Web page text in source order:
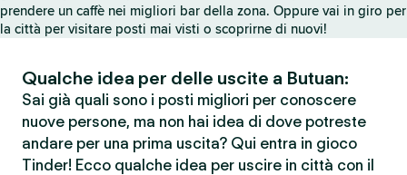
prendere un caffè nei migliori bar della zona. Oppure vai in giro per
la città per visitare posti mai visti o scoprirne di nuovi!
Qualche idea per delle uscite a Butuan:
Sai già quali sono i posti migliori per conoscere
nuove persone, ma non hai idea di dove potreste
andare per una prima uscita? Qui entra in gioco
Tinder! Ecco qualche idea per uscire in città con il